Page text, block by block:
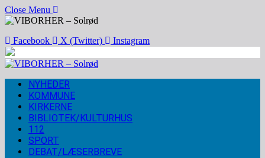
Close Menu
Facebook X (Twitter) Instagram
NYHEDER
KOMMUNE
KIRKERNE
BIBLIOTEK/KULTURHUS
112
SPORT
DEBAT/LÆSERBREVE